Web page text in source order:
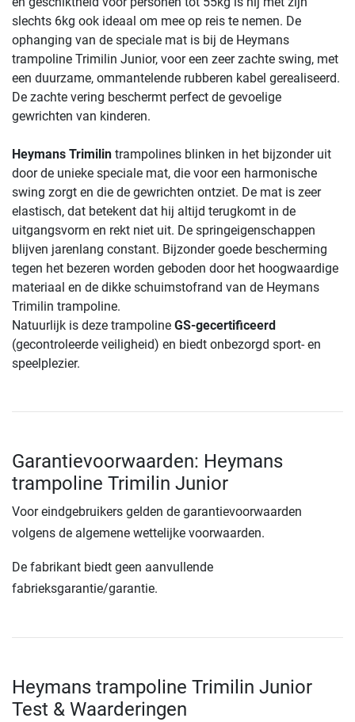
slechts 6kg ook ideaal om mee op reis te nemen. De
ophanging van de speciale mat is bij de Heymans
trampoline Trimilin Junior, voor een zeer zachte swing, met
een duurzame, ommantelende rubberen kabel gerealiseerd.
De zachte vering beschermt perfect de gevoelige
gewrichten van kinderen.
Heymans Trimilin trampolines blinken in het bijzonder uit
door de unieke speciale mat, die voor een harmonische
swing zorgt en die de gewrichten ontziet. De mat is zeer
elastisch, dat betekent dat hij altijd terugkomt in de
uitgangsvorm en rekt niet uit. De springeigenschappen
blijven jarenlang constant. Bijzonder goede bescherming
tegen het bezeren worden geboden door het hoogwaardige
materiaal en de dikke schuimstofrand van de Heymans
Trimilin trampoline.
Natuurlijk is deze trampoline GS-gecertificeerd
(gecontroleerde veiligheid) en biedt onbezorgd sport- en
speelplezier.
Garantievoorwaarden: Heymans
trampoline Trimilin Junior
Voor eindgebruikers gelden de garantievoorwaarden
volgens de algemene wettelijke voorwaarden.
De fabrikant biedt geen aanvullende
fabrieksgarantie/garantie.
Heymans trampoline Trimilin Junior
Test & Waarderingen